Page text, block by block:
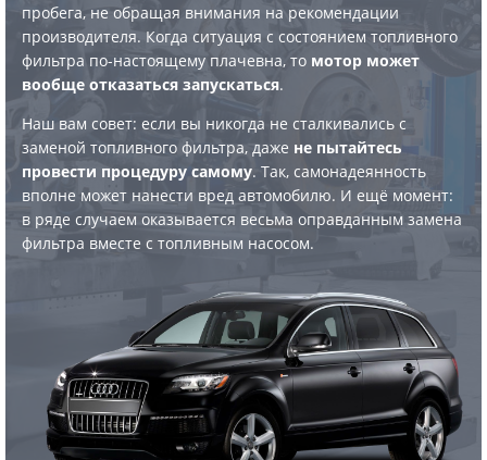
пробега, не обращая внимания на рекомендации
производителя. Когда ситуация с состоянием топливного
фильтра по-настоящему плачевна, то мотор может
вообще отказаться запускаться.
Наш вам совет: если вы никогда не сталкивались с
заменой топливного фильтра, даже не пытайтесь
провести процедуру самому. Так, самонадеянность
вполне может нанести вред автомобилю. И ещё момент:
в ряде случаем оказывается весьма оправданным замена
фильтра вместе с топливным насосом.